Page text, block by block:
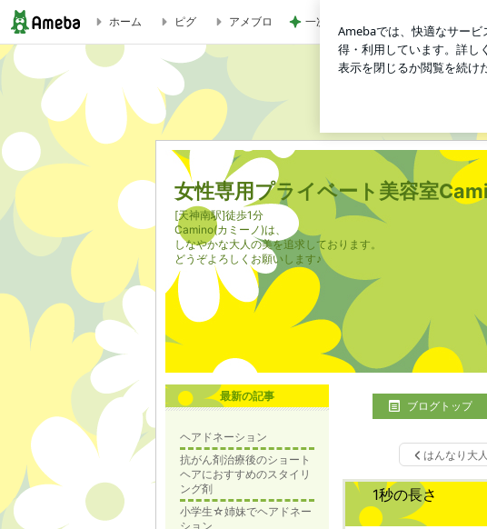
1秒の長さ | 女性専用プライベート美容室Camino(カミーノ)
ホーム ピグ アメブロ 一次治療が終了し考えた次の治療
女性専用プライベート美容室
[天神南駅]徒歩1分
Camino(カミーノ)は、
しなやかな大人の美を追求しております。
どうぞよろしくお願いします♪
ブログトップ
はんなり大
1秒の長さ
最新の記事
ヘアドネーション
抗がん剤治療後のショート
ヘアにおすすめのスタイリ
ング剤
小学生☆姉妹でヘアドネー
ション